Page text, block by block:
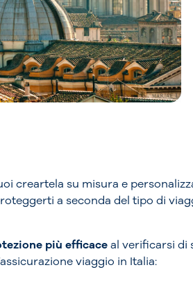
creartela su misura e
a seconda del tipo di
più efficaceal verificarsi di
viaggio in Italia: